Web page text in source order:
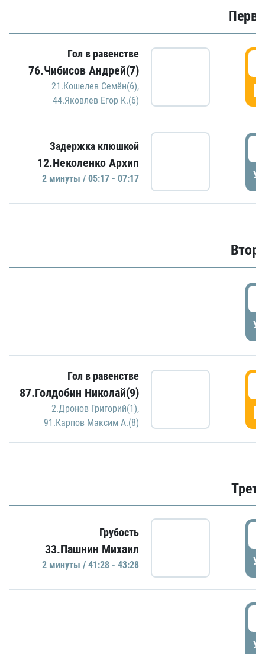
Гол в равенстве
76.Чибисов Андрей(7)
21.Кошелев Семён(6),
44.Яковлев Егор К.(6)
Задержка клюшкой
12.Неколенко Архип
2 минуты / 05:17 - 07:17
Гол в равенстве
87.Голдобин Николай(9)
2.Дронов Григорий(1),
91.Карпов Максим А.(8)
Грубость
33.Пашнин Михаил
2 минуты / 41:28 - 43:28